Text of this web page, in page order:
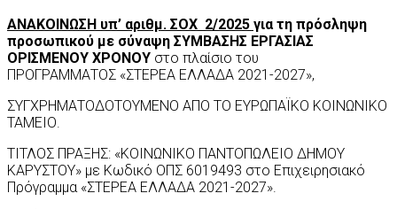
ΑΝΑΚΟΙΝΩΣΗ υπ’ αριθμ. ΣΟΧ 2/2025 για τη πρόσληψη
προσωπικού με σύναψη ΣΥΜΒΑΣΗΣ ΕΡΓΑΣΙΑΣ
ΟΡΙΣΜΕΝΟΥ ΧΡΟΝΟΥ στο πλαίσιο του
ΠΡΟΓΡΑΜΜΑΤΟΣ «ΣΤΕΡΕΑ ΕΛΛΑΔΑ 2021-2027»,
ΣΥΓΧΡΗΜΑΤΟΔΟΤΟΥΜΕΝΟ ΑΠΟ ΤΟ ΕΥΡΩΠΑΪΚΟ ΚΟΙΝΩΝΙΚΟ
ΤΑΜΕΙΟ.
ΤΙΤΛΟΣ ΠΡΑΞΗΣ: «ΚΟΙΝΩΝΙΚΟ ΠΑΝΤΟΠΩΛΕΙΟ ΔΗΜΟΥ
ΚΑΡΥΣΤΟΥ» με Κωδικό ΟΠΣ 6019493 στο Επιχειρησιακό
Πρόγραμμα «ΣΤΕΡΕΑ ΕΛΛΑΔΑ 2021-2027».